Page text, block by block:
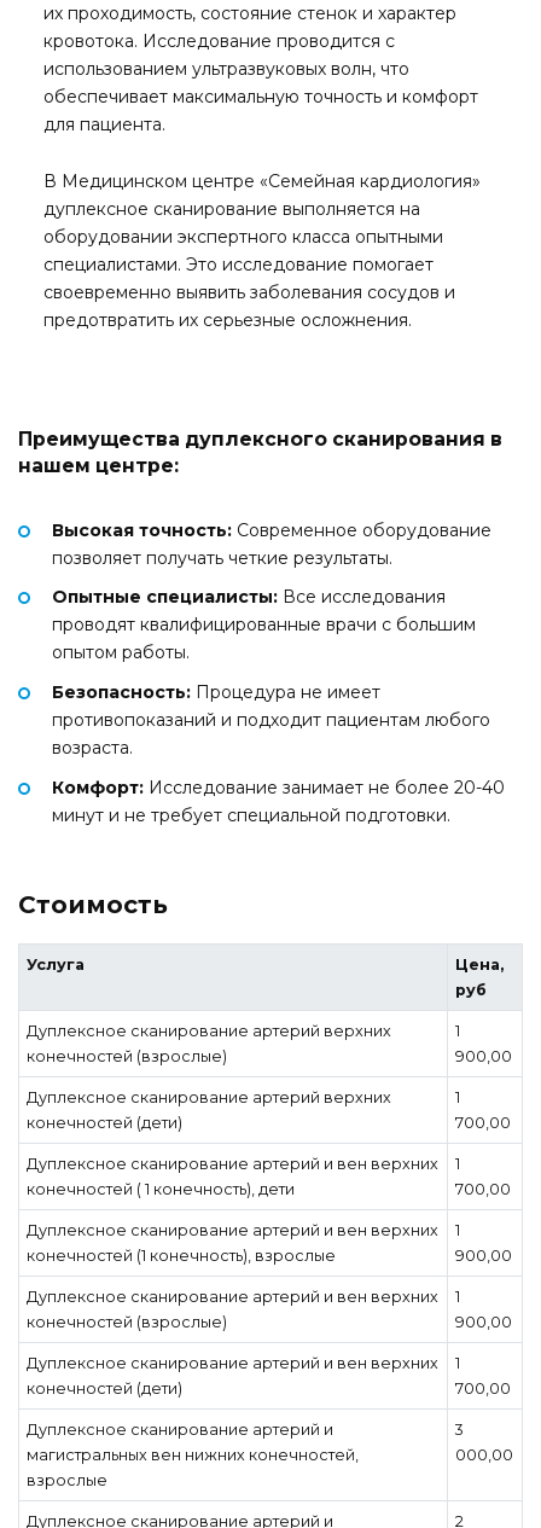
их проходимость, состояние стенок и характер
кровотока. Исследование проводится с
использованием ультразвуковых волн, что
обеспечивает максимальную точность и комфорт
для пациента.
В Медицинском центре «Семейная кардиология»
дуплексное сканирование выполняется на
оборудовании экспертного класса опытными
специалистами. Это исследование помогает
своевременно выявить заболевания сосудов и
предотвратить их серьезные осложнения.
Преимущества дуплексного сканирования в
нашем центре:
Высокая точность: Современное оборудование
позволяет получать четкие результаты.
Опытные специалисты: Все исследования
проводят квалифицированные врачи с большим
опытом работы.
Безопасность: Процедура не имеет
противопоказаний и подходит пациентам любого
возраста.
Комфорт: Исследование занимает не более 20-40
минут и не требует специальной подготовки.
Стоимость
Услуга
Цена,
руб
Дуплексное сканирование артерий верхних
конечностей (взрослые)
1
900,00
Дуплексное сканирование артерий верхних
конечностей (дети)
1
700,00
Дуплексное сканирование артерий и вен верхних
конечностей ( 1 конечность), дети
1
700,00
Дуплексное сканирование артерий и вен верхних
конечностей (1 конечность), взрослые
1
900,00
Дуплексное сканирование артерий и вен верхних
конечностей (взрослые)
1
900,00
Дуплексное сканирование артерий и вен верхних
конечностей (дети)
1
700,00
Дуплексное сканирование артерий и
магистральных вен нижних конечностей,
взрослые
3
000,00
Дуплексное сканирование артерий и 2